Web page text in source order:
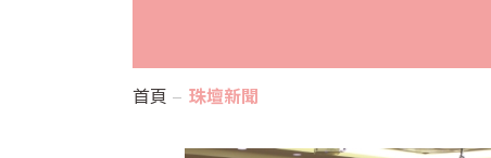
首頁 珠壇新聞